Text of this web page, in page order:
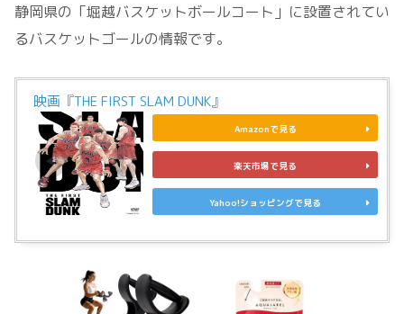
静岡県の「堀越バスケットボールコート」に設置されてい
るバスケットゴールの情報です。
映画『THE FIRST SLAM DUNK』
Amazonで見る
楽天市場で見る
Yahoo!ショッピングで見る